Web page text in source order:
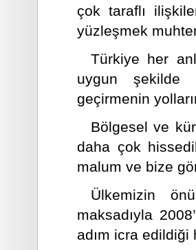
çok taraflı
yüzleşmek
Türkiye her
uygun şekilde
geçirmenin
Bölgesel ve
daha çok
malum ve bize
Ülkemizin
maksadıyla
adım icra edildiği